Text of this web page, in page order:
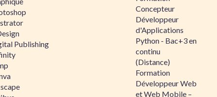
Publishing
Concepteur
Développeur
d'Applications
Python - Bac+3 en
continu
(Distance)
Formation
Développeur Web
et Web Mobile –